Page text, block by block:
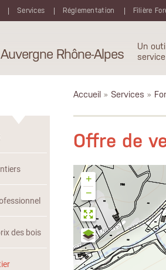
Services Réglementation Filière
Auvergne Rhône-Alpes
Un
des bois
Accueil » Services »
Offre de
+
−